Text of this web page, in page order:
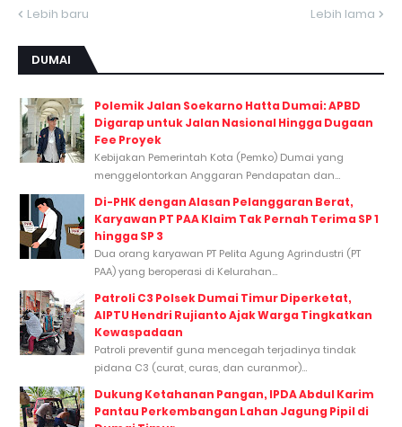
Lebih baru Lebih lama
DUMAI
Polemik Jalan Soekarno Hatta Dumai: APBD
Digarap untuk Jalan Nasional Hingga Dugaan
Fee Proyek
Kebijakan Pemerintah Kota (Pemko) Dumai yang
menggelontorkan Anggaran Pendapatan dan...
Di-PHK dengan Alasan Pelanggaran Berat,
Karyawan PT PAA Klaim Tak Pernah Terima SP 1
hingga SP 3
Dua orang karyawan PT Pelita Agung Agrindustri (PT
PAA) yang beroperasi di Kelurahan...
Patroli C3 Polsek Dumai Timur Diperketat,
AIPTU Hendri Rujianto Ajak Warga Tingkatkan
Kewaspadaan
Patroli preventif guna mencegah terjadinya tindak
pidana C3 (curat, curas, dan curanmor)...
Dukung Ketahanan Pangan, IPDA Abdul Karim
Pantau Perkembangan Lahan Jagung Pipil di